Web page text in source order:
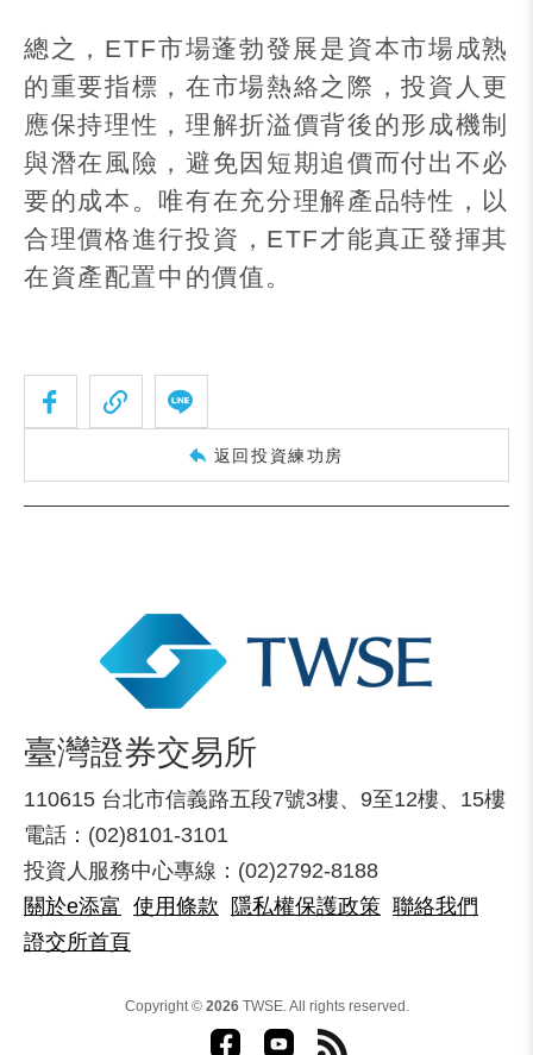
總之， ETF市場蓬勃發展是資本市場成熟
的重要指標，在市場熱絡之際，投資人更
應保持理性，理解折溢價背後的形成機制
與潛在風險，避免因短期追價而付出不必
要的成本。唯有在充分理解產品特性，以
合理價格進行投資， ETF才能真正發揮其
在資產配置中的價值。
返回投資練功房
臺灣證券交易所
110615 台北市信義路五段7號3樓、9至12樓、15樓
電話：(02)8101-3101
投資人服務中心專線：(02)2792-8188
關於e添富 使用條款 隱私權保護政策 聯絡我們
證交所首頁
Copyright © 2026TWSE. All rights reserved.